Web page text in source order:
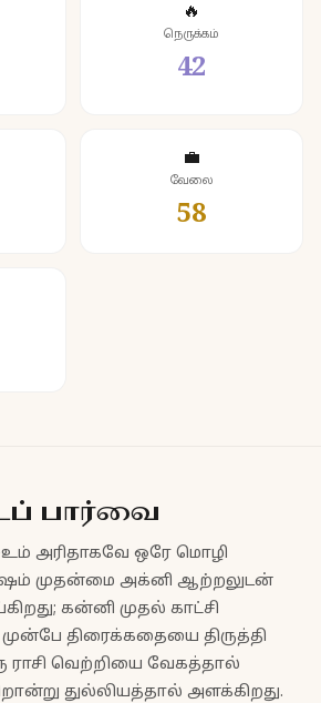
🔥
நெருக்கம்
42
💼
வேலை
58
பார்வை
உம் அரிதாகவே ஒரே மொழி
முதன்மை அக்னி ஆற்றலுடன்
கன்னி முதல் காட்சி
திரைக்கதையை திருத்தி
ராசி வெற்றியை வேகத்தால்
துல்லியத்தால் அளக்கிறது.